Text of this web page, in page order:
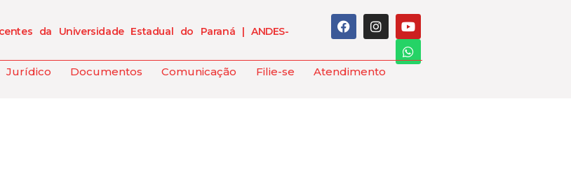
da Universidade Estadual do Paraná | ANDES-
Jurídico Documentos Comunicação Filie-se Atendimento